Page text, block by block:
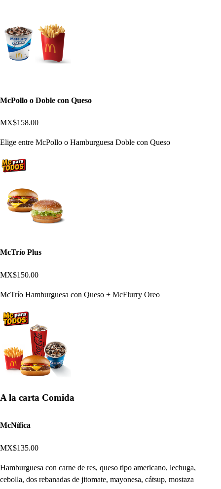
McPollo o Doble con Queso
MX$158.00
Elige entre McPollo o Hamburguesa Doble con Queso
McTrío Plus
MX$150.00
McTrío Hamburguesa con Queso + McFlurry Oreo
A la carta Comida
McNífica
MX$135.00
Hamburguesa con carne de res, queso tipo americano, lechuga,
cebolla, dos rebanadas de jitomate, mayonesa, cátsup, mostaza